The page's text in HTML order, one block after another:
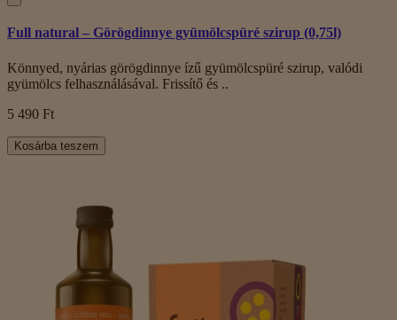
Full natural – Görögdinnye gyümölcspüré szirup (0,75l)
Könnyed, nyárias görögdinnye ízű gyümölcspüré szirup, valódi
gyümölcs felhasználásával. Frissítő és ..
5 490 Ft
Kosárba teszem